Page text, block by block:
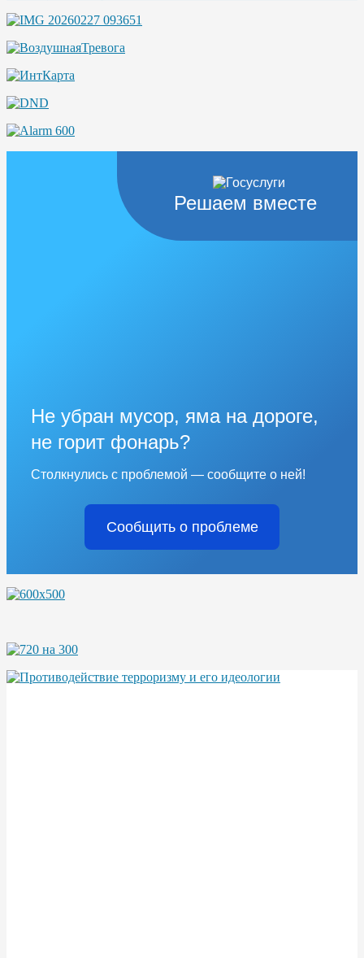
Решаем вместе
Не убран мусор, яма на дороге,
не горит фонарь?
Столкнулись с проблемой — сообщите о ней!
Сообщить о проблеме